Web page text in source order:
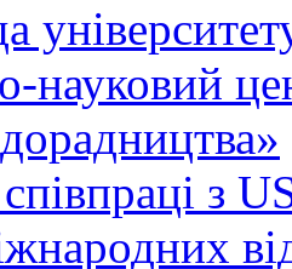
науковий
з